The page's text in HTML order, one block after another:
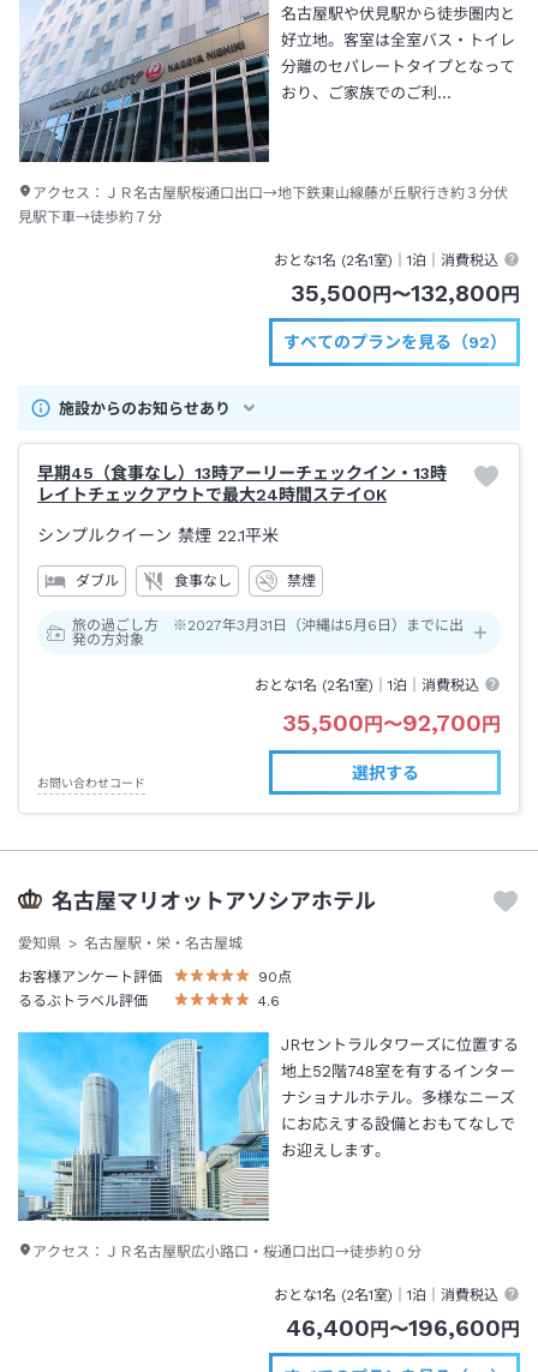
名古屋駅や伏見駅から徒歩圏内と
好立地。客室は全室バス・トイレ
分離のセパレートタイプとなって
おり、ご家族でのご利…
アクセス： ＪＲ名古屋駅桜通口出口→地下鉄東山線藤が丘駅行き約３分伏
見駅下車→徒歩約７分
おとな1名 (2名1室)｜1泊 ｜消費税込
35,500 円 〜132,800 円
すべてのプランを見る（92）
施設からのお知らせあり
早期45（食事なし）13時アーリーチェックイン・13時
レイトチェックアウトで最大24時間ステイOK
シンプルクイーン 禁煙 22.1平米
ダブル 食事なし 禁煙
旅の過ごし方 ※2027年3月31日（沖縄は5月6日）までに出
発の方対象
おとな1名 (2名1室)｜1泊 ｜消費税込
35,500 円 〜92,700 円
お問い合わせコード
選択する
名古屋マリオットアソシアホテル
愛知県
名古屋駅・栄・名古屋城
お客様アンケート評価
90点
るるぶトラベル評価
4.6
JRセントラルタワーズに位置する
地上52階748室を有するインター
ナショナルホテル。多様なニーズ
にお応えする設備とおもてなしで
お迎えします。
アクセス： ＪＲ名古屋駅広小路口・桜通口出口→徒歩約０分
おとな1名 (2名1室)｜1泊 ｜消費税込
46,400円〜196,600円